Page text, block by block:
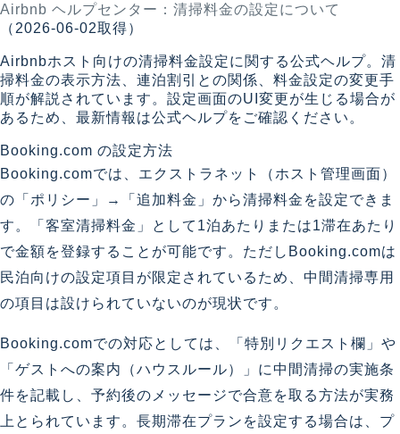
Airbnb ヘルプセンター：清掃料金の設定について
（2026-06-02取得）
Airbnbホスト向けの清掃料金設定に関する公式ヘルプ。清
掃料金の表示方法、連泊割引との関係、料金設定の変更手
順が解説されています。設定画面のUI変更が生じる場合が
あるため、最新情報は公式ヘルプをご確認ください。
Booking.com の設定方法
Booking.comでは、エクストラネット（ホスト管理画面）
の「ポリシー」→「追加料金」から清掃料金を設定できま
す。「客室清掃料金」として1泊あたりまたは1滞在あたり
で金額を登録することが可能です。ただしBooking.comは
民泊向けの設定項目が限定されているため、中間清掃専用
の項目は設けられていないのが現状です。
Booking.comでの対応としては、「特別リクエスト欄」や
「ゲストへの案内（ハウスルール）」に中間清掃の実施条
件を記載し、予約後のメッセージで合意を取る方法が実務
上とられています。長期滞在プランを設定する場合は、プ